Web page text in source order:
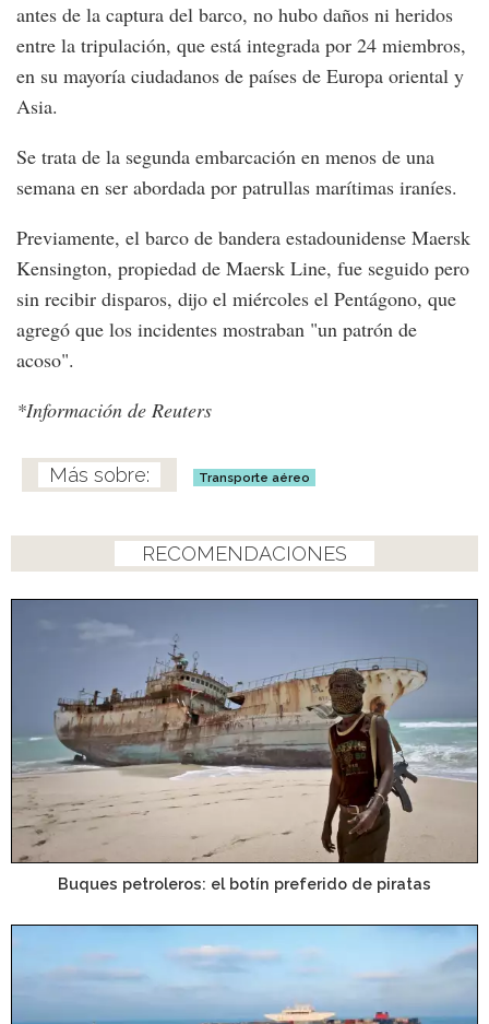
antes de la captura del barco, no hubo daños ni heridos
entre la tripulación, que está integrada por 24 miembros,
en su mayoría ciudadanos de países de Europa oriental y
Asia.
Se trata de la segunda embarcación en menos de una
semana en ser abordada por patrullas marítimas iraníes.
Previamente, el barco de bandera estadounidense Maersk
Kensington, propiedad de Maersk Line, fue seguido pero
sin recibir disparos, dijo el miércoles el Pentágono, que
agregó que los incidentes mostraban "un patrón de
acoso".
*Información de Reuters
Transporte aéreo
RECOMENDACIONES
Buques petroleros: el botín preferido de piratas